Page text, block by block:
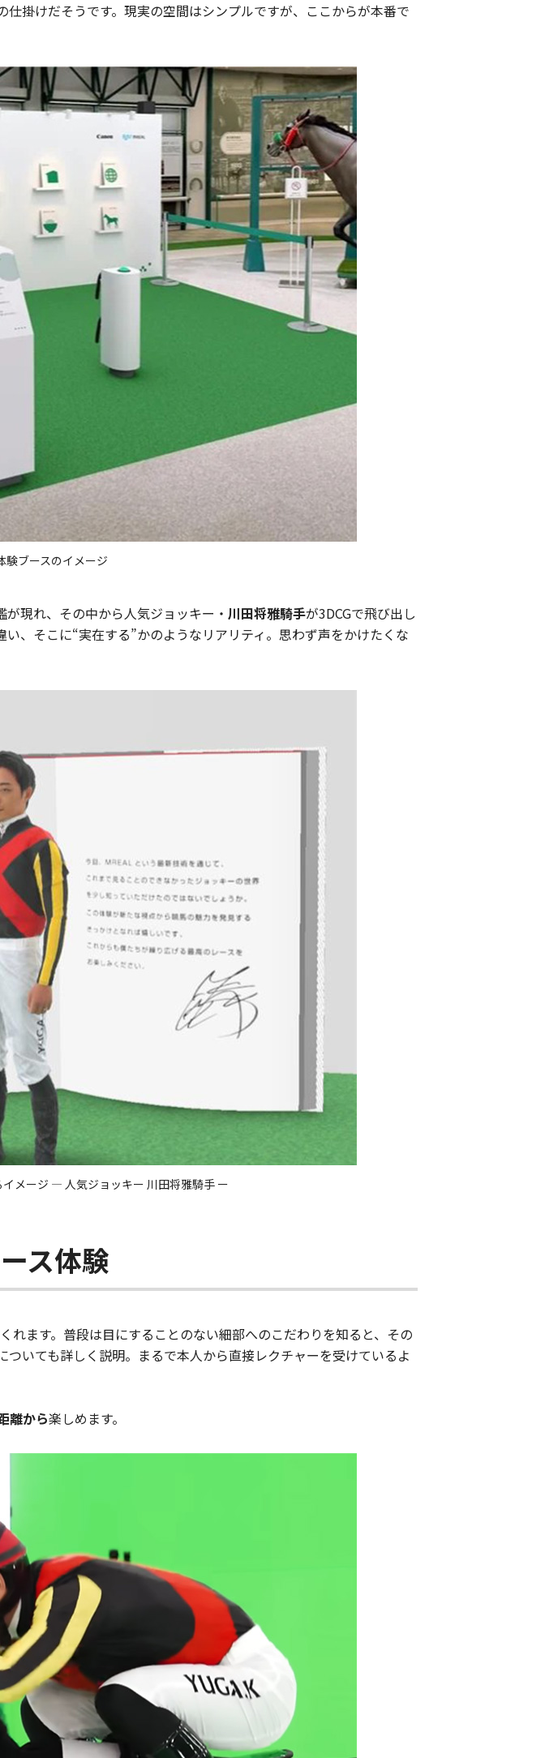
掛けだそうです。現実の空間はシンプルですが、ここからが本番で
験ブースのイメージ
現れ、その中から人気ジョッキー・ 川田将雅騎手が3DCGで飛び出し
、そこに“実在する”かのようなリアリティ。思わず声をかけたくな
イメージ ― 人気ジョッキー 川田将雅騎手 ー
ス体験
ます。普段は目にすることのない細部へのこだわりを知ると、その
いても詳しく説明。まるで本人から直接レクチャーを受けているよ
離から楽しめます。